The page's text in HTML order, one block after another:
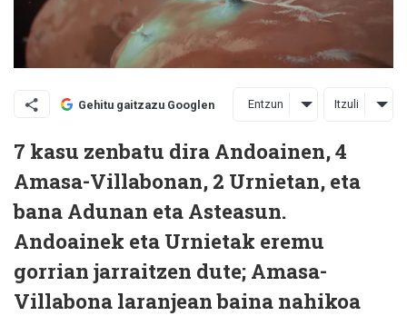
Gehitu gaitzazu Googlen Entzun Itzuli
7 kasu zenbatu dira Andoainen, 4
Amasa-Villabonan, 2 Urnietan, eta
bana Adunan eta Asteasun.
Andoainek eta Urnietak eremu
gorrian jarraitzen dute; Amasa-
Villabona laranjean baina nahikoa